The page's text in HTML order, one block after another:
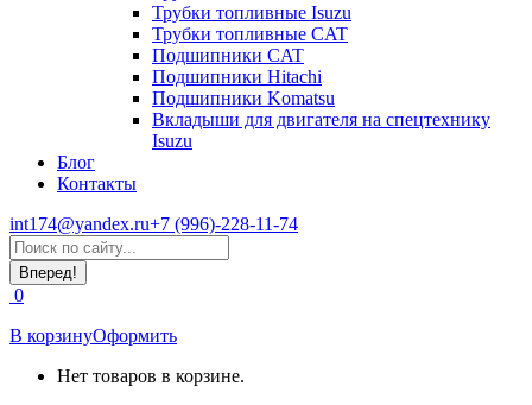
Трубки топливные Isuzu
Трубки топливные CAT
Подшипники CAT
Подшипники Hitachi
Подшипники Komatsu
Вкладыши для двигателя на спецтехнику
Isuzu
Блог
Контакты
int174@yandex.ru+7 (996)-228-11-74
Страница
WhatsApp
открывается
в
новом
окне
Поиск:
0
В корзинуОформить
Нет товаров в корзине.